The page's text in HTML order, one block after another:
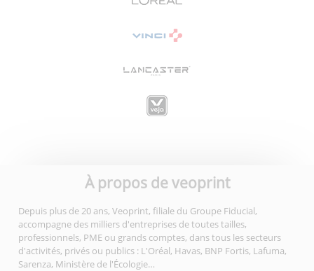
À propos de veoprint
Depuis plus de 20 ans, Veoprint, filiale du Groupe Fiducial,
accompagne des milliers d'entreprises de toutes tailles,
professionnels, PME ou grands comptes, dans tous les secteurs
d'activités, privés ou publics : L'Oréal, Havas, BNP Fortis, Lafuma,
Sarenza, Ministère de l'Écologie…